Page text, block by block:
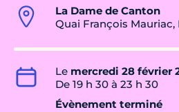
La Dame de Canton
Quai François Mauriac,
Le mercredi 28 février
De 19 h 30 à 23 h 30
Évènement terminé